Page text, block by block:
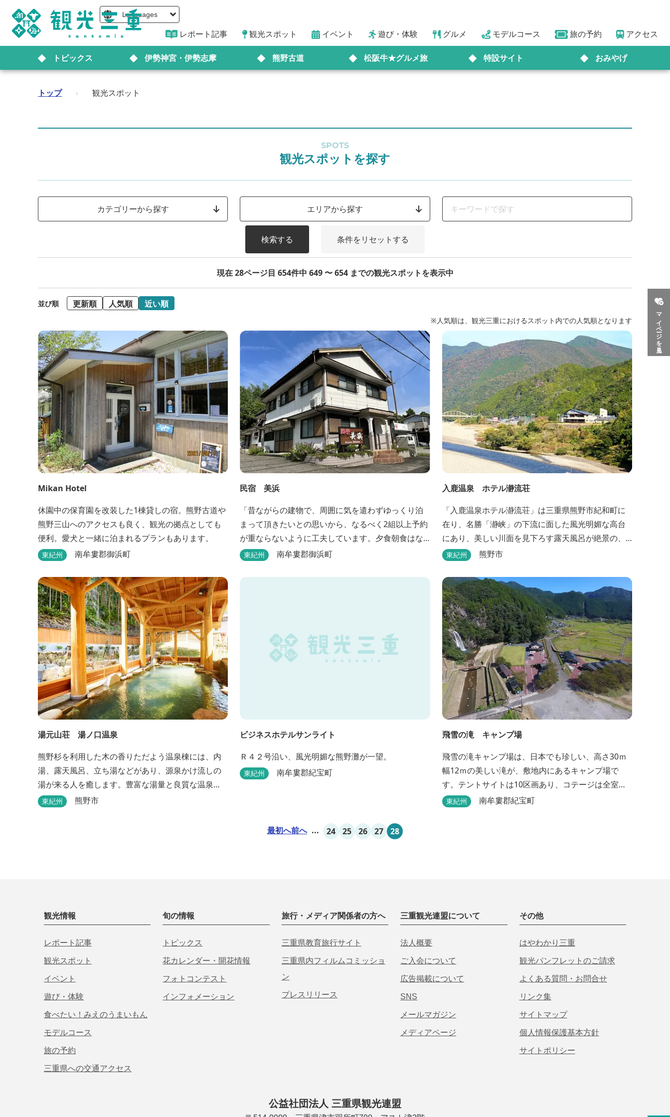
Languages
レポート記事 観光スポット イベント 遊び・体験 グルメ モデルコース 旅の予約 アクセス
トピックス 伊勢神宮・伊勢志摩 熊野古道 松阪牛★グルメ旅 特設サイト おみやげ
マイページを見る
トップ › 観光スポット
SPOTS
観光スポットを探す
カテゴリーから探す エリアから探す
検索する 条件をリセットする
現在 28ページ目 654件中 649 〜 654 までの観光スポットを表示中
並び順 更新順 人気順 近い順
※人気順は、観光三重におけるスポット内での人気順となります
Mikan Hotel
休園中の保育園を改装した1棟貸しの宿。熊野古道や
熊野三山へのアクセスも良く、観光の拠点としても
便利。愛犬と一緒に泊まれるプランもあります。
東紀州 南牟婁郡御浜町
民宿 美浜
「昔ながらの建物で、周囲に気を遣わずゆっくり泊
まって頂きたいとの思いから、なるべく2組以上予約
が重ならないように工夫しています。夕食朝食はな
るべく、地元のものを使って、仕事などで連泊の方
し重なった場合は、ごめんなさい。
東紀州 南牟婁郡御浜町
入鹿温泉 ホテル瀞流荘
「入鹿温泉ホテル瀞流荘」は三重県熊野市紀和町に
在り、名勝「瀞峡」の下流に面した風光明媚な高台
にあり、美しい川面を見下ろす露天風呂が絶景の、
静かにゆっくりとお過ごしいただくことができる温
と称される丸山千枚田、赤木城跡、熊野本宮大社
（熊野三山）、玉置神社が近くに点在し、和歌山・
奈良の遺産や名所からも近いことから観光アクセス
には大変便利な立地と...
東紀州 熊野市
湯元山荘 湯ノ口温泉
熊野杉を利用した木の香りただよう温泉棟には、内
湯、露天風呂、立ち湯などがあり、源泉かけ流しの
湯が来る人を癒します。豊富な湯量と良質な温泉
で、日帰り入浴はもちろん、バンガローやロッジな
東紀州 熊野市
ビジネスホテルサンライト
Ｒ４２号沿い、風光明媚な熊野灘が一望。
東紀州 南牟婁郡紀宝町
飛雪の滝 キャンプ場
飛雪の滝キャンプ場は、日本でも珍しい、高さ30ｍ
幅12ｍの美しい滝が、敷地内にあるキャンプ場で
す。テントサイトは10区画あり、コテージは全室で8
棟あります。近年は滝つぼを水風呂にしたサウナが
東紀州 南牟婁郡紀宝町
最初へ前へ ... 24 25 26 27 28
観光情報
レポート記事
観光スポット
イベント
遊び・体験
食べたい！みえのうまいもん
モデルコース
旅の予約
三重県への交通アクセス
旬の情報
トピックス
花カレンダー・開花情報
フォトコンテスト
インフォメーション
旅行・メディア関係者の方へ
三重県教育旅行サイト
三重県内フィルムコミッショ
ン
プレスリリース
三重観光連盟について
法人概要
ご入会について
広告掲載について
SNS
メールマガジン
メディアページ
その他
はやわかり三重
観光パンフレットのご請求
よくある質問・お問合せ
リンク集
サイトマップ
個人情報保護基本方針
サイトポリシー
公益社団法人 三重県観光連盟